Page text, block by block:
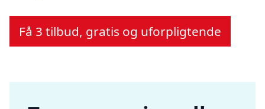
Få 3 tilbud, gratis og uforpligtende